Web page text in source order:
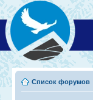
Список форумов